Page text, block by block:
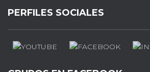
PERFILES SOCIALES